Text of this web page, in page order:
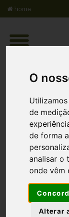
O
de
de forma
analisar o
onde vêm
Alterar
home
Login